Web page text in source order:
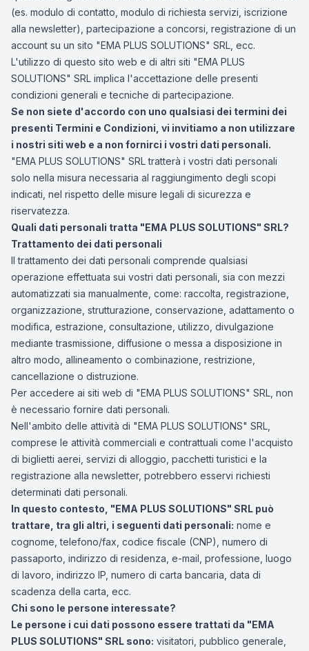
(es. modulo di contatto, modulo di richiesta servizi, iscrizione
alla newsletter), partecipazione a concorsi, registrazione di un
account su un sito "EMA PLUS SOLUTIONS" SRL, ecc.
L'utilizzo di questo sito web e di altri siti "EMA PLUS
SOLUTIONS" SRL implica l'accettazione delle presenti
condizioni generali e tecniche di partecipazione.
Se non siete d'accordo con uno qualsiasi dei termini dei
presenti Termini e Condizioni, vi invitiamo a non utilizzare
i nostri siti web e a non fornirci i vostri dati personali.
"EMA PLUS SOLUTIONS" SRL tratterà i vostri dati personali
solo nella misura necessaria al raggiungimento degli scopi
indicati, nel rispetto delle misure legali di sicurezza e
riservatezza.
Quali dati personali tratta "EMA PLUS SOLUTIONS" SRL?
Trattamento dei dati personali
Il trattamento dei dati personali comprende qualsiasi
operazione effettuata sui vostri dati personali, sia con mezzi
automatizzati sia manualmente, come: raccolta, registrazione,
organizzazione, strutturazione, conservazione, adattamento o
modifica, estrazione, consultazione, utilizzo, divulgazione
mediante trasmissione, diffusione o messa a disposizione in
altro modo, allineamento o combinazione, restrizione,
cancellazione o distruzione.
Per accedere ai siti web di "EMA PLUS SOLUTIONS" SRL, non
è necessario fornire dati personali.
Nell'ambito delle attività di "EMA PLUS SOLUTIONS" SRL,
comprese le attività commerciali e contrattuali come l'acquisto
di biglietti aerei, servizi di alloggio, pacchetti turistici e la
registrazione alla newsletter, potrebbero esservi richiesti
determinati dati personali.
In questo contesto, "EMA PLUS SOLUTIONS" SRL può
trattare, tra gli altri, i seguenti dati personali: nome e
cognome, telefono/fax, codice fiscale (CNP), numero di
passaporto, indirizzo di residenza, e-mail, professione, luogo
di lavoro, indirizzo IP, numero di carta bancaria, data di
scadenza della carta, ecc.
Chi sono le persone interessate?
Le persone i cui dati possono essere trattati da "EMA
PLUS SOLUTIONS" SRL sono: visitatori, pubblico generale,